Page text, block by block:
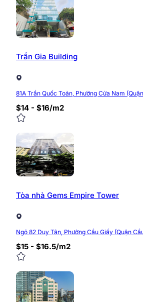
0/5(0 Reviews)
Trần Gia Building
81A Trần Quốc Toản, Phường Cửa Nam
$14 - $16/m2
Tòa nhà Gems Empire Tower
Ngõ 82 Duy Tân, Phường Cầu Giấy (Quận
$15 - $16.5/m2